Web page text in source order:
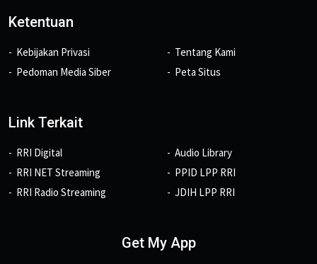
Ketentuan
Kebijakan Privasi
Pedoman Media Siber
Tentang Kami
Peta Situs
Link Terkait
RRI Digital
RRI NET Streaming
RRI Radio Streaming
Audio Library
PPID LPP RRI
JDIH LPP RRI
Get My App